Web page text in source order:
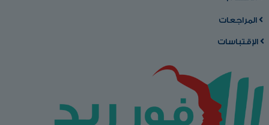
المراجعات
الإقتباسات